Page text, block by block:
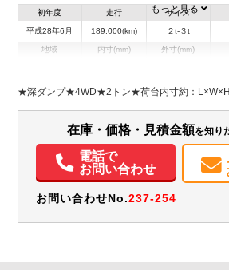
初年度
平成28年6月
走行
189,000(km)
サイズ
２t-３t
地域 内寸(mm) 外寸(mm)
H:2,360
エアコン パワステ パワーウィンドウ ABS エ
もっと見る
★深ダンプ★4WD★2トン★荷台内寸約：L×W×H
在庫・価格・見積金額を知り
電話で
お問い合わせ
お問い合わせNo.237-254